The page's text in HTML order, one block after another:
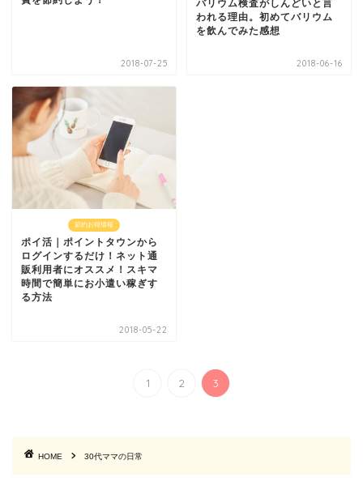
2018-07-25
バリウム検査がしんどいと言
われる理由。初めてバリウム
を飲んでみた感想
2018-06-16
節約お得情報
ポイ活｜ポイントタウンから
ログインするだけ！ネット通
販利用者にオススメ！スキマ
時間で簡単にお小遣い稼ぎす
る方法
2018-05-22
1 2 3
HOME 30代ママの日常